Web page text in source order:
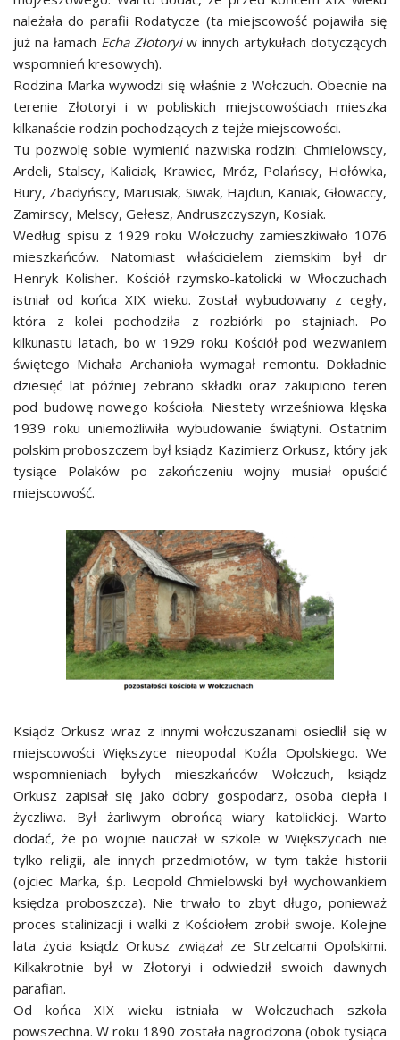
należała do parafii Rodatycze (ta miejscowość pojawiła się
już na łamach Echa Złotoryiw innych artykułach dotyczących
wspomnień kresowych).
Rodzina Marka wywodzi się właśnie z Wołczuch. Obecnie na
terenie Złotoryi i w pobliskich miejscowościach mieszka
kilkanaście rodzin pochodzących z tejże miejscowości.
Tu pozwolę sobie wymienić nazwiska rodzin: Chmielowscy,
Ardeli, Stalscy, Kaliciak, Krawiec, Mróz, Polańscy, Hołówka,
Bury, Zbadyńscy, Marusiak, Siwak, Hajdun, Kaniak, Głowaccy,
Zamirscy, Melscy, Gełesz, Andruszczyszyn, Kosiak.
Według spisu z 1929 roku Wołczuchy zamieszkiwało 1076
mieszkańców. Natomiast właścicielem ziemskim był dr
Henryk Kolisher. Kościół rzymsko-katolicki w Włoczuchach
istniał od końca XIX wieku. Został wybudowany z cegły,
która z kolei pochodziła z rozbiórki po stajniach. Po
kilkunastu latach, bo w 1929 roku Kościół pod wezwaniem
świętego Michała Archanioła wymagał remontu. Dokładnie
dziesięć lat później zebrano składki oraz zakupiono teren
pod budowę nowego kościoła. Niestety wrześniowa klęska
1939 roku uniemożliwiła wybudowanie świątyni. Ostatnim
polskim proboszczem był ksiądz Kazimierz Orkusz, który jak
tysiące Polaków po zakończeniu wojny musiał opuścić
miejscowość.
Ksiądz Orkusz wraz z innymi wołczuszanami osiedlił się w
miejscowości Większyce nieopodal Koźla Opolskiego. We
wspomnieniach byłych mieszkańców Wołczuch, ksiądz
Orkusz zapisał się jako dobry gospodarz, osoba ciepła i
życzliwa. Był żarliwym obrońcą wiary katolickiej. Warto
dodać, że po wojnie nauczał w szkole w Większycach nie
tylko religii, ale innych przedmiotów, w tym także historii
(ojciec Marka, ś.p. Leopold Chmielowski był wychowankiem
księdza proboszcza). Nie trwało to zbyt długo, ponieważ
proces stalinizacji i walki z Kościołem zrobił swoje. Kolejne
lata życia ksiądz Orkusz związał ze Strzelcami Opolskimi.
Kilkakrotnie był w Złotoryi i odwiedził swoich dawnych
parafian.
Od końca XIX wieku istniała w Wołczuchach szkoła
powszechna. W roku 1890 została nagrodzona (obok tysiąca